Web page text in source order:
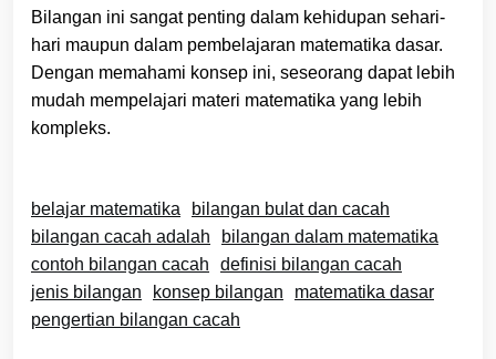
Bilangan ini sangat penting dalam kehidupan sehari-
hari maupun dalam pembelajaran matematika dasar.
Dengan memahami konsep ini, seseorang dapat lebih
mudah mempelajari materi matematika yang lebih
kompleks.
belajar matematika
bilangan bulat dan cacah
bilangan cacah adalah
bilangan dalam matematika
contoh bilangan cacah
definisi bilangan cacah
jenis bilangan
konsep bilangan
matematika dasar
pengertian bilangan cacah